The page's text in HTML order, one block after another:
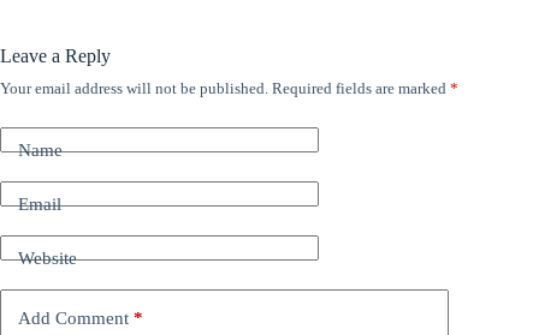
Leave a Reply
Your email address will not be published. Required fields are marked *
Name
Email
Website
Add Comment *